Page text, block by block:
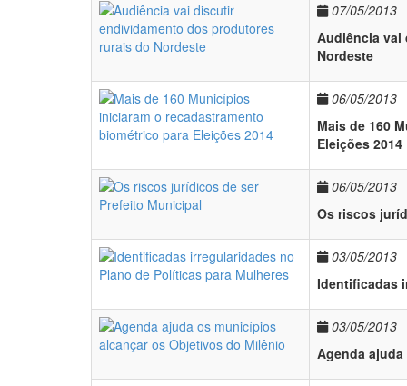
07/05/2013
Audiência
Nordeste
06/05/2013
Mais de 160
Eleições 2014
06/05/2013
Os riscos
03/05/2013
Identificadas
03/05/2013
Agenda